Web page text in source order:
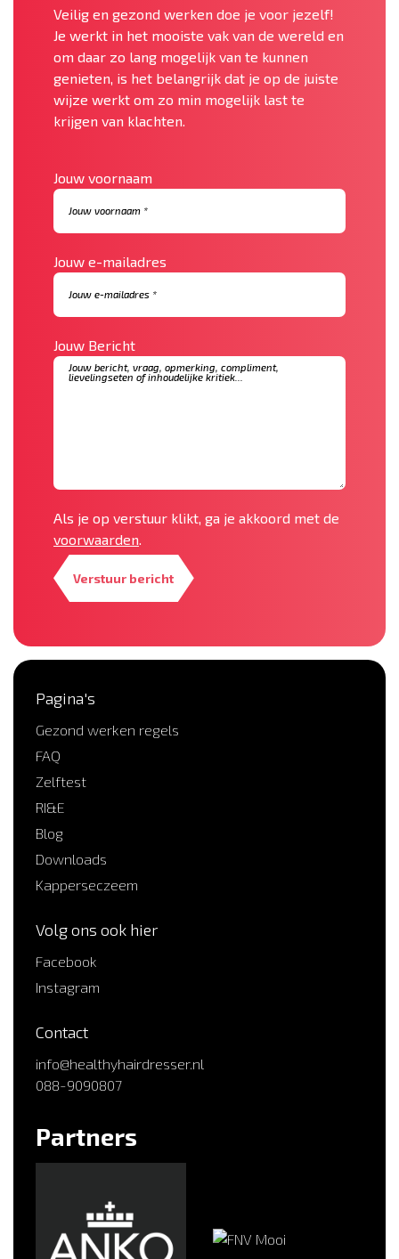
Veilig en gezond werken doe je voor jezelf!
Je werkt in het mooiste vak van de wereld en
om daar zo lang mogelijk van te kunnen
genieten, is het belangrijk dat je op de juiste
wijze werkt om zo min mogelijk last te
krijgen van klachten.
Jouw voornaam
Jouw e-mailadres
Jouw Bericht
Als je op verstuur klikt, ga je akkoord met de
voorwaarden
Verstuur bericht
Pagina's
Gezond werken regels
FAQ
Zelftest
RI&E
Blog
Downloads
Kapperseczeem
Volg ons ook hier
Facebook
Instagram
Contact
info@healthyhairdresser.nl
088-9090807
Partners